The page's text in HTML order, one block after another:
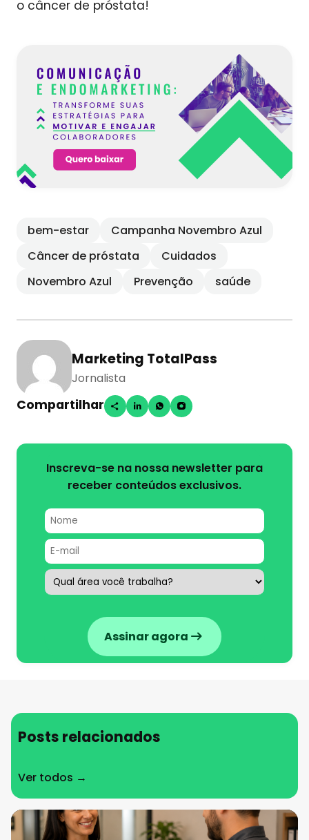
o câncer de próstata!
bem-estar
Campanha Novembro Azul
Câncer de próstata
Cuidados
Novembro Azul
Prevenção saúde
Marketing TotalPass
Jornalista
Compartilhar
Inscreva-se na nossa newsletter para
receber conteúdos exclusivos.
Assinar agora
Posts relacionados
Ver todos →